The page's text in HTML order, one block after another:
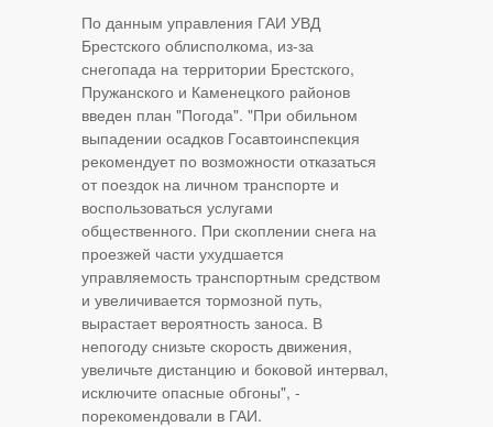
По данным управления ГАИ УВД
Брестского облисполкома, из-за
снегопада на территории Брестского,
Пружанского и Каменецкого районов
введен план "Погода". "При обильном
выпадении осадков Госавтоинспекция
рекомендует по возможности отказаться
от поездок на личном транспорте и
воспользоваться услугами
общественного. При скоплении снега на
проезжей части ухудшается
управляемость транспортным средством
и увеличивается тормозной путь,
вырастает вероятность заноса. В
непогоду снизьте скорость движения,
увеличьте дистанцию и боковой интервал,
исключите опасные обгоны", -
порекомендовали в ГАИ.